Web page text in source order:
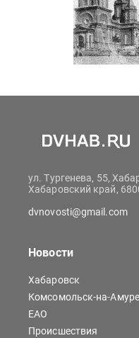
ул. Тургенева, 55,
Хабаровский край,
dvnovosti@gmail.com
Новости
Хабаровск
Комсомольск-на-Амуре
ЕАО
Происшествия